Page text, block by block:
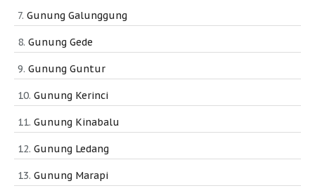
Gunung Galunggung
Gunung Gede
Gunung Guntur
Gunung Kerinci
Gunung Kinabalu
Gunung Ledang
Gunung Marapi